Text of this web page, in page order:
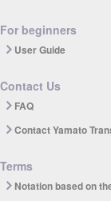
For beginners
User Guide
Contact Us
FAQ
Contact Yamato
Terms
Notation based on